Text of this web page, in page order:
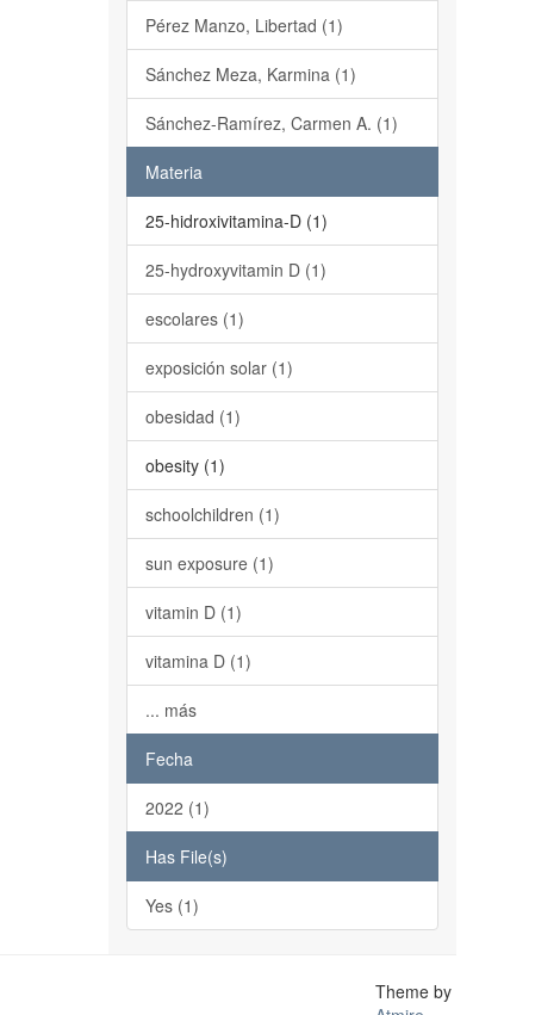
Pérez Manzo, Libertad (1)
Sánchez Meza, Karmina (1)
Sánchez-Ramírez, Carmen A. (1)
Materia
25-hidroxivitamina-D (1)
25-hydroxyvitamin D (1)
escolares (1)
exposición solar (1)
obesidad (1)
obesity (1)
schoolchildren (1)
sun exposure (1)
vitamin D (1)
vitamina D (1)
... más
Fecha
2022 (1)
Has File(s)
Yes (1)
Theme by